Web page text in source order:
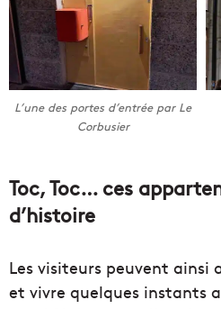
L’une des portes d’entrée par Le
Corbusier
Toc, Toc… ces
d’histoire
Les visiteurs peuvent ainsi
et vivre quelques instants